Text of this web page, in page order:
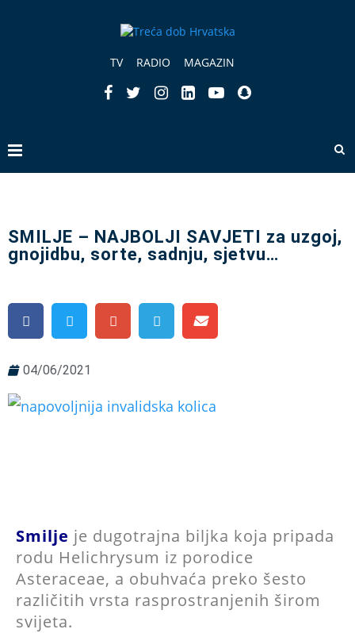
TV RADIO MAGAZIN
SMILJE – NAJBOLJI SAVJETI za uzgoj,
gnojidbu, sorte, sadnju, sjetvu…
04/06/2021
Smilje je dugotrajna biljka koja pripada
rodu Helichrysum iz porodice
Asteraceae, a obuhvaća preko šesto
različitih vrsta rasprostranjenih širom
svijeta.